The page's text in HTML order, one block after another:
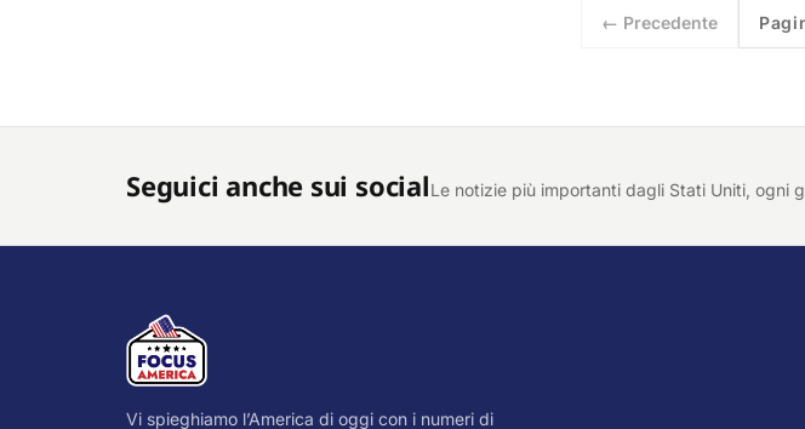
← Precedente
Seguici anche sui socialLe notizie più importanti dagli Stati Uniti, ogni
Vi spieghiamo l’America di oggi con i numeri di